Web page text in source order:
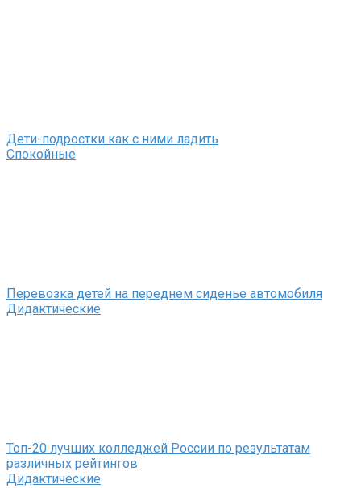
Дети-подростки как с ними ладить
Спокойные
Перевозка детей на переднем сиденье автомобиля
Дидактические
Топ-20 лучших колледжей России по результатам
различных рейтингов
Дидактические